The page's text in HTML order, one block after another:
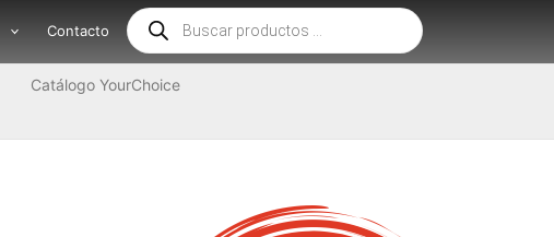
Contacto
Búsqueda
de
productos
Catálogo YourChoice